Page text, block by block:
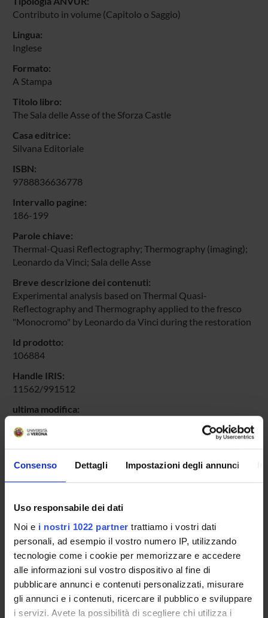
Consenso Dettagli Impostazioni degli annunci
Uso responsabile dei dati
Noi e i nostri 1022 partner trattiamo i vostri dati
personali, ad esempio il vostro numero IP, utilizzando
tecnologie come i cookie per memorizzare e accedere
alle informazioni sul vostro dispositivo al fine di
pubblicare annunci e contenuti personalizzati, misurare
gli annunci e i contenuti, ricercare il pubblico e sviluppare
i servizi. Avete la possibilità di scegliere chi utilizza i
Contributo in volume (Capitolo o Saggio)
Lingua:
Inglese
Formato:
A Stampa
Titolo libro:
The Sala delle Asse of the Sforza Castle
Casa editrice:
Silvana Editoriale
ISBN:
9788836636778
Intervallo pagine:
186-199
Parole chiave:
Thermal-Quasi Reflectography; Thermography (imaging);
Leonardo da Vinci; Sala delle Asse
Breve descrizione dei contenuti:
Experimental analysis based on Thermal Quasi-
Reflectography and Thermography applied to the fresco
"Monocromo" by Leonardo da Vinci during the restoration
Id prodotto:
106884
Handle IRIS:
11562/991512
ultima modifica:
Infrared Analysis and ‘Thermal Quasi-Reflectography’The
Sala delle Asse of the Sforza Castle,Silvana Editoriale
istituzionale della Ricerca di Ateneo
PROGETTI COLLEGATI
TITOLO
Indagini non invasive degli affreschi di Leonardo della Sala